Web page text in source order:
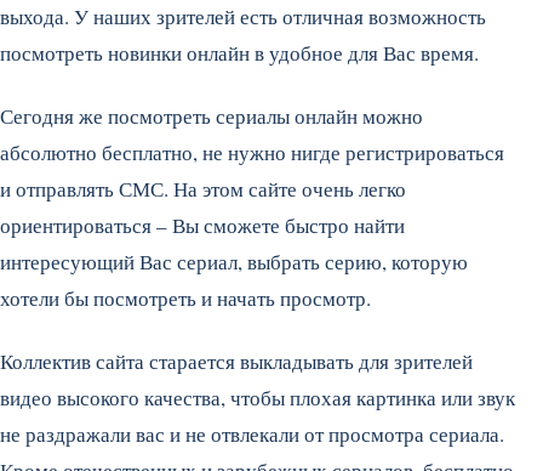
выхода. У наших зрителей есть отличная возможность
посмотреть новинки онлайн в удобное для Вас время.
Сегодня же посмотреть сериалы онлайн можно
абсолютно бесплатно, не нужно нигде регистрироваться
и отправлять СМС. На этом сайте очень легко
ориентироваться – Вы сможете быстро найти
интересующий Вас сериал, выбрать серию, которую
хотели бы посмотреть и начать просмотр.
Коллектив сайта старается выкладывать для зрителей
видео высокого качества, чтобы плохая картинка или звук
не раздражали вас и не отвлекали от просмотра сериала.